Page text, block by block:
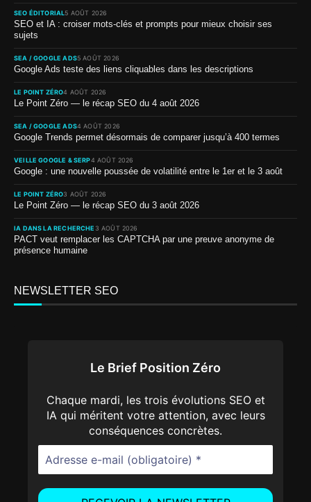
SEO ÉDITORIAL5 AOÛT 2026
SEO et IA : croiser mots-clés et prompts pour mieux choisir ses
sujets
SEA / GOOGLE ADS5 AOÛT 2026
Google Ads teste des liens cliquables dans les descriptions
LE POINT ZÉRO4 AOÛT 2026
Le Point Zéro — le récap SEO du 4 août 2026
SEA / GOOGLE ADS4 AOÛT 2026
Google Trends permet désormais de comparer jusqu’à 400 termes
VEILLE GOOGLE & SERP4 AOÛT 2026
Google : une nouvelle poussée de volatilité entre le 1er et le 3 août
LE POINT ZÉRO3 AOÛT 2026
Le Point Zéro — le récap SEO du 3 août 2026
IA DANS LA RECHERCHE 3 AOÛT 2026
PACT veut remplacer les CAPTCHA par une preuve anonyme de
présence humaine
NEWSLETTER SEO
Le Brief Position Zéro
Chaque mardi, les trois évolutions SEO et
IA qui méritent votre attention, avec leurs
conséquences concrètes.